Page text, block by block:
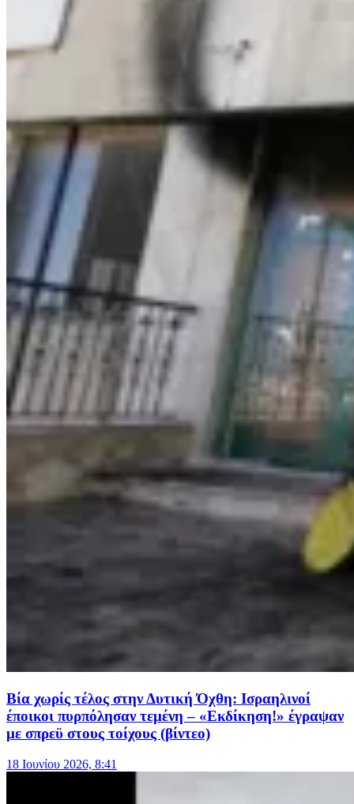
Βία χωρίς τέλος στην Δυτική Όχθη: Ισραηλινοί
έποικοι πυρπόλησαν τεμένη – «Εκδίκηση!» έγραψαν
με σπρεϋ στους τοίχους (βίντεο)
18 Ιουνίου 2026, 8:41